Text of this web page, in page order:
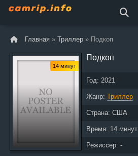
Главная » Триллер » Подкоп
14 минут
Подкоп
Год: 2021
Жанр: Триллер
Страна: США
Время: 14 минут
Режиссер: -